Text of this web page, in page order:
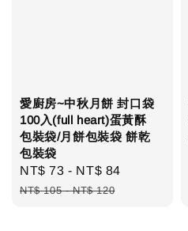
愛廚房~中秋月餅 封口袋
100入(full heart)蛋黃酥
包裝袋/月餅包裝袋 餅乾
包裝袋
Sale
price
NT$ 73 - NT$ 84
NT$ 105-NT$ 120